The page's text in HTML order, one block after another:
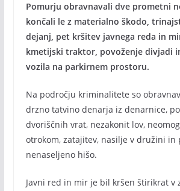
Pomurju obravnavali dve prometni
končali le z materialno škodo,
dejanj, pet kršitev javnega reda in
kmetijski traktor, povoženje divjadi
vozila na parkirnem prostoru.
Na področju kriminalitete so
drzno tatvino denarja iz denarnice,
dvoriščnih vrat, nezakonit lov,
otrokom, zatajitev, nasilje v družini in
nenaseljeno hišo.
Javni red in mir je bil kršen štirikrat v